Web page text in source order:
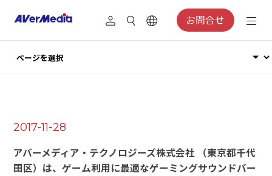
お問合せ
2017-11-28
アバーメディア・テクノロジーズ株式会社 （東京都千代
田区）は、ゲーム利用に最適なゲーミングサウンドバー